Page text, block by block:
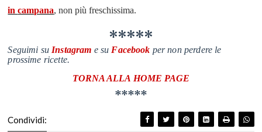
incampana,non più freschissima.
*****
Seguimi su Instagram e su Facebook per non perdere le
prossime ricette.
TORNA ALLA HOME PAGE
*****
Condividi: